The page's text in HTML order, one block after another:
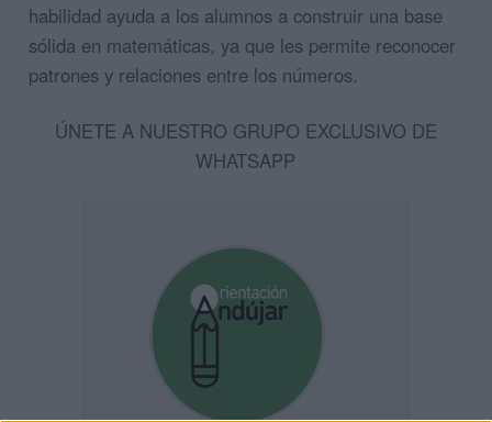
habilidad ayuda a los alumnos a construir una base
sólida en matemáticas, ya que les permite reconocer
patrones y relaciones entre los números.
ÚNETE A NUESTRO GRUPO EXCLUSIVO DE
WHATSAPP